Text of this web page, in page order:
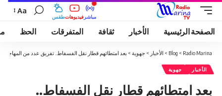
طقسفيديوهات مباشر
Aa
الصفحة الرئيسية الأخبار ثقافة المتفرقات الحظ
Radio Marina
>
Blog
> الأخبار > جهوية > بعد امتطائهم قطار نقل الفسفاط.. تفريق عدد من
الأخبار جهوية
بعد امتطائهم قطار نقل الفسفاط..